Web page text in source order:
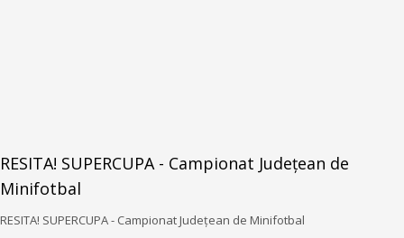
RESITA! SUPERCUPA - Campionat Județean de
Minifotbal
RESITA! SUPERCUPA - Campionat Județean de Minifotbal